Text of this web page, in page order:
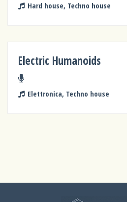
Hard house, Techno house
Electric Humanoids
Elettronica, Techno house